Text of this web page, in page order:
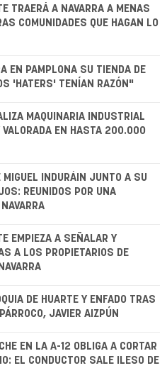
TRAERÁ A NAVARRA A MENAS
COMUNIDADES QUE HAGAN LO
EN PAMPLONA SU TIENDA DE
'HATERS' TENÍAN RAZÓN"
MAQUINARIA INDUSTRIAL
VALORADA EN HASTA 200.000
MIGUEL INDURÁIN JUNTO A SU
REUNIDOS POR UNA
EMPIEZA A SEÑALAR Y
A LOS PROPIETARIOS DE
DE HUARTE Y ENFADO TRAS
JAVIER AIZPÚN
EN LA A-12 OBLIGA A CORTAR
EL CONDUCTOR SALE ILESO DE